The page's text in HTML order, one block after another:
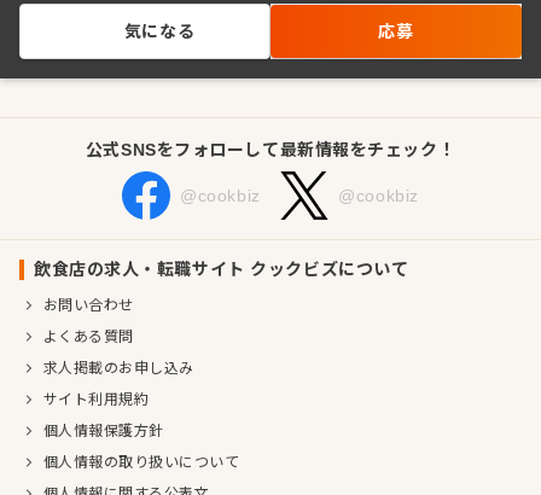
気になる 応募
公式SNSをフォローして最新情報をチェック！
@cookbiz @cookbiz
飲食店の求人・転職サイト クックビズについて
お問い合わせ
よくある質問
求人掲載のお申し込み
サイト利用規約
個人情報保護方針
個人情報の取り扱いについて